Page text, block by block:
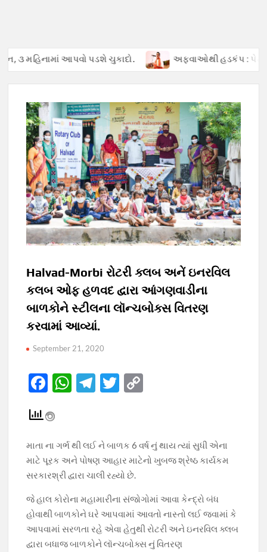
મહિનામાં આપવો પડશે ચુકાદો. અફવાઓથી હડકંપ : પેટ્રોલ
Halvad-Morbi રોટરી ક્લબ અનેં ઇનરવિલ
કલબ ઓફ હળવદ દ્વારા આંગણવાડીના
બાળકોને સ્ટીલના લૉન્ચબોક્સ વિતરણ
કરવામાં આવ્યાં.
September 21, 2020
F
e
b
o
o
k
W
s
A
p
p
T
gr
a
m
T
er y
Li
k
માતા ના ગર્ભ થી લઈ ને બાળક 6 વર્ષ નું થાય ત્યાં સુધી એના
માટે પૂરક અને પોષણ આહાર માટેનો ખુબજ શ્રેષ્ઠ કાર્યકમ
સરકારશ્રી દ્વારા ચાલી રહ્યો છે.
જે હાલ કોરોના મહામારીના સંજોગોમાં આવા કેન્દ્રો બંધ
હોવાથી બાળકોને ઘરે આપવામાં આવતો નાસ્તો લઈ જવામાં કે
આપવામાં સરળતા રહે એવા હેતુથી રોટરી અને ઇનરવિલ ક્લબ
દ્વારા બધાજ બાળકોને લૉન્ચબોક્સ નું વિતરણ